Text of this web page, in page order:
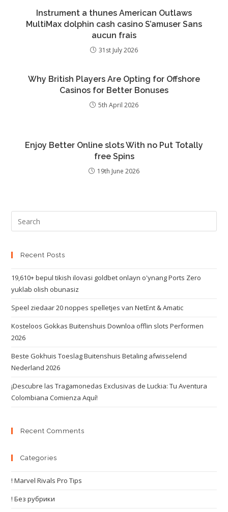
Instrument a thunes American Outlaws
MultiMax dolphin cash casino S’amuser Sans
aucun frais
31st July 2026
Why British Players Are Opting for Offshore
Casinos for Better Bonuses
5th April 2026
Enjoy Better Online slots With no Put Totally
free Spins
19th June 2026
Recent Posts
19,610+ bepul tikish ilovasi goldbet onlayn o'ynang Ports Zero
yuklab olish obunasiz
Speel ziedaar 20 noppes spelletjes van NetEnt & Amatic
Kosteloos Gokkas Buitenshuis Downloa offlin slots Performen
2026
Beste Gokhuis Toeslag Buitenshuis Betaling afwisselend
Nederland 2026
¡Descubre las Tragamonedas Exclusivas de Luckia: Tu Aventura
Colombiana Comienza Aquí!
Recent Comments
Categories
! Marvel Rivals Pro Tips
! Без рубрики